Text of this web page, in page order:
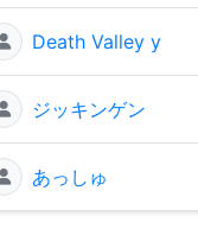
Death Valley y
ジッキンゲン
あっしゅ